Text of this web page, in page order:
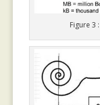
Figure 3